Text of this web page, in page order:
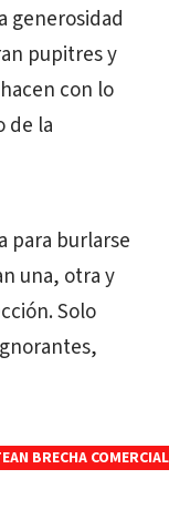
generosidad
pupitres y
con lo
de la
para burlarse
una, otra y
Solo
BRECHA COMERCIAL